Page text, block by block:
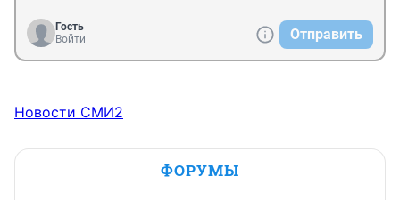
Гость
Войти
Отправить
Новости СМИ2
ФОРУМЫ